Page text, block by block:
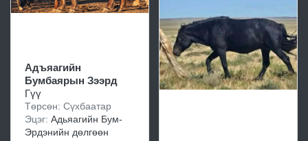
Адъяагийн
Бумбаярын Зээрд
Гүү
Төрсөн: Сүхбаатар
Эцэг: Адьяагийн Бум-
Эрдэнийн дөлгөөн